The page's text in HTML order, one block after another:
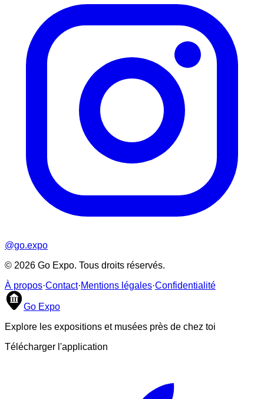
@go.expo
© 2026 Go Expo. Tous droits réservés.
À propos·Contact·Mentions légales·Confidentialité
Go Expo
Explore les expositions et musées près de chez toi
Télécharger l'application